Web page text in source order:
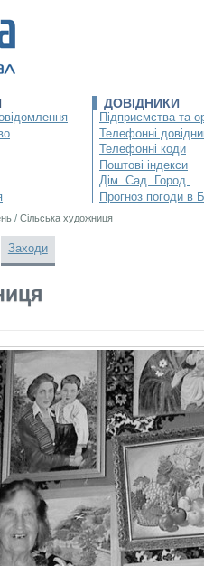
ДОВІДНИКИ
Підприємства та
Телефонні
Телефонні коди
Поштові індекси
Дім. Сад. Город.
Прогноз погоди в
/ Сільська художниця
Заходи